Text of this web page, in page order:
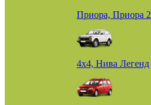
Приора, Приора 2
4х4, Нива Легенд